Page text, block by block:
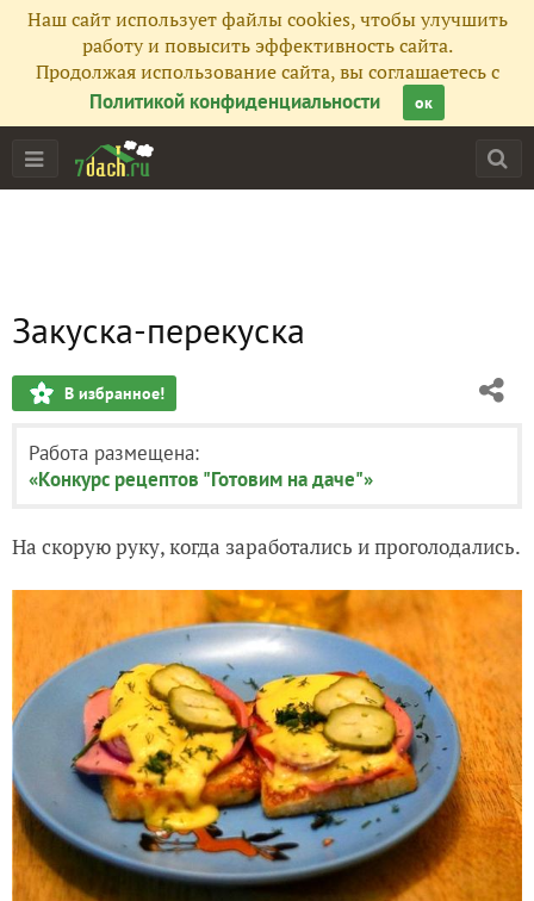
Наш сайт использует файлы cookies, чтобы улучшить
работу и повысить эффективность сайта.
Продолжая использование сайта, вы соглашаетесь с
Политикой конфиденциальности
ок
Закуска-перекуска
В избранное!
Работа размещена:
«Конкурс рецептов "Готовим на даче"»
На скорую руку, когда заработались и проголодались.